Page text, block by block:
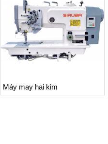
Máy may hai kim